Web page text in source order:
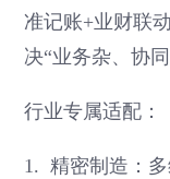
准记账+业财联
决“业务杂、协
行业专属适配：
1. 精密制造：